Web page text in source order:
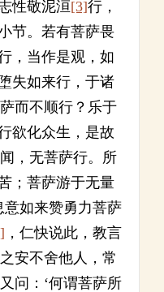
性敬泥洹[3]行，
节。若有菩萨畏
，当作是观，如
失如来行，于诸
而不顺行？乐于
欲化众生，是故
，无菩萨行。所
；菩萨游于无量
意如来赞勇力菩萨
，仁快说此，教言
安不舍他人，常
问：‘何谓菩萨所